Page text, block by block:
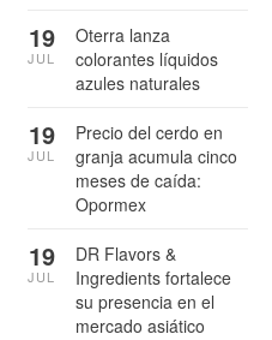
Oterra lanza
colorantes líquidos
azules naturales
19
JUL
Precio del cerdo en
granja acumula cinco
meses de caída:
Opormex
19
JUL
DR Flavors &
Ingredients fortalece
su presencia en el
mercado asiático
19
JUL